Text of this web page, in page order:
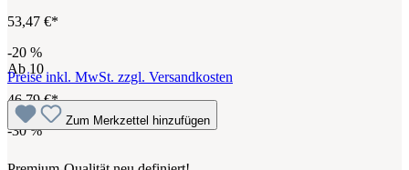
53,47 €*
-20 %
Ab10
46,79 €*
-30%
Preise inkl. MwSt. zzgl. Versandkosten
Zum Merkzettel hinzufügen